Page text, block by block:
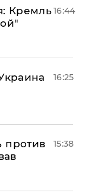
Кремль16:44
16:25
против
15:38